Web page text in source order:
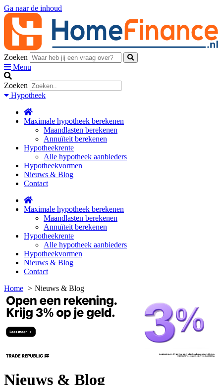
Ga naar de inhoud
Zoeken
Menu
Zoeken
Hypotheek
Maximale hypotheek berekenen
Maandlasten berekenen
Annuïteit berekenen
Hypotheekrente
Alle hypotheek aanbieders
Hypotheekvormen
Nieuws & Blog
Contact
Maximale hypotheek berekenen
Maandlasten berekenen
Annuïteit berekenen
Hypotheekrente
Alle hypotheek aanbieders
Hypotheekvormen
Nieuws & Blog
Contact
Home
Nieuws & Blog
Nieuws & Blog